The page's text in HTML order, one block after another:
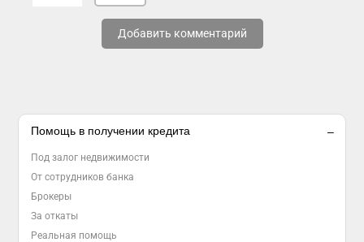
Добавить комментарий
Помощь в получении кредита
Под залог недвижимости
От сотрудников банка
Брокеры
За откаты
Реальная помощь